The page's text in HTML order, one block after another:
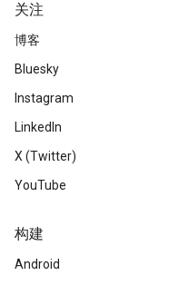
关注
博客
Bluesky
Instagram
LinkedIn
X (Twitter)
YouTube
构建
Android